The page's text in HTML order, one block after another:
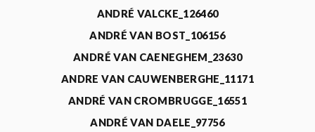
ANDRÉ VALCKE_126460
ANDRÉ VAN BOST_106156
ANDRÉ VAN CAENEGHEM_23630
ANDRE VAN CAUWENBERGHE_11171
ANDRÉ VAN CROMBRUGGE_16551
ANDRÉ VAN DAELE_97756